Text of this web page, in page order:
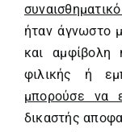
ήταν άγνωστο
και αμφίβολη
φιλικής ή
μπορούσε να
δικαστής